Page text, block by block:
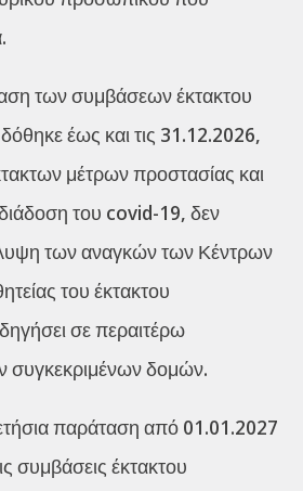
των συμβάσεων έκτακτου
έως και τις 31.12.2026,
μέτρων προστασίας και
του covid-19, δεν
των αναγκών των Κέντρων
του έκτακτου
σε περαιτέρω
συγκεκριμένων δομών.
παράταση από 01.01.2027
συμβάσεις έκτακτου